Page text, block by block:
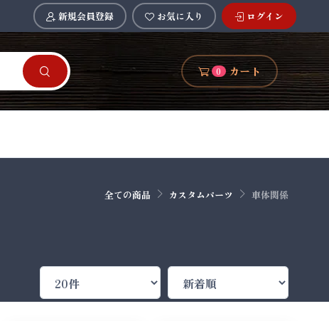
新規会員登録 お気に入り ログイン
0 カート
全ての商品 カスタムパーツ 車体関係